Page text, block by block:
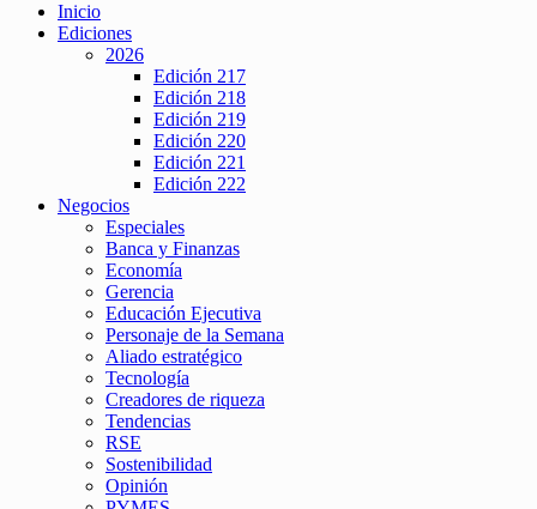
Inicio
Ediciones
2026
Edición 217
Edición 218
Edición 219
Edición 220
Edición 221
Edición 222
Negocios
Especiales
Banca y Finanzas
Economía
Gerencia
Educación Ejecutiva
Personaje de la Semana
Aliado estratégico
Tecnología
Creadores de riqueza
Tendencias
RSE
Sostenibilidad
Opinión